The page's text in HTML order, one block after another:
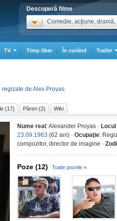
Descoperă filme
Comedie, acţiune, dramă,
TV Timp liber În curând Trailer
regizate de Alex Proyas
(17) Păreri (2) Wiki
Nume real : Alexander Proyas ·
23.09.1963 (62 ani) · Ocupaţie:
compozitor, director de imagine ·
Poze (12) Toate pozele »